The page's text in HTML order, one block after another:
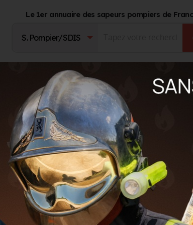
Le 1er annuaire des sapeurs pompiers de
Catalogue Produits
Industriels SERVICE ACHAT FRANCE EUROPE
FRANCE EUROPE